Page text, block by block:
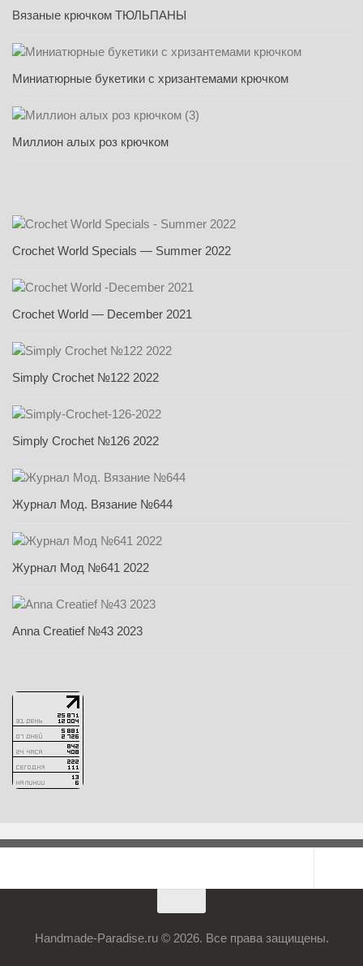
Вязаные крючком ТЮЛЬПАНЫ
Миниатюрные букетики с хризантемами крючком
Миллион алых роз крючком
Crochet World Specials — Summer 2022
Crochet World — December 2021
Simply Crochet №122 2022
Simply Crochet №126 2022
Журнал Мод. Вязание №644
Журнал Мод №641 2022
Anna Creatief №43 2023
Handmade-Paradise.ru © 2026. Все права защищены.